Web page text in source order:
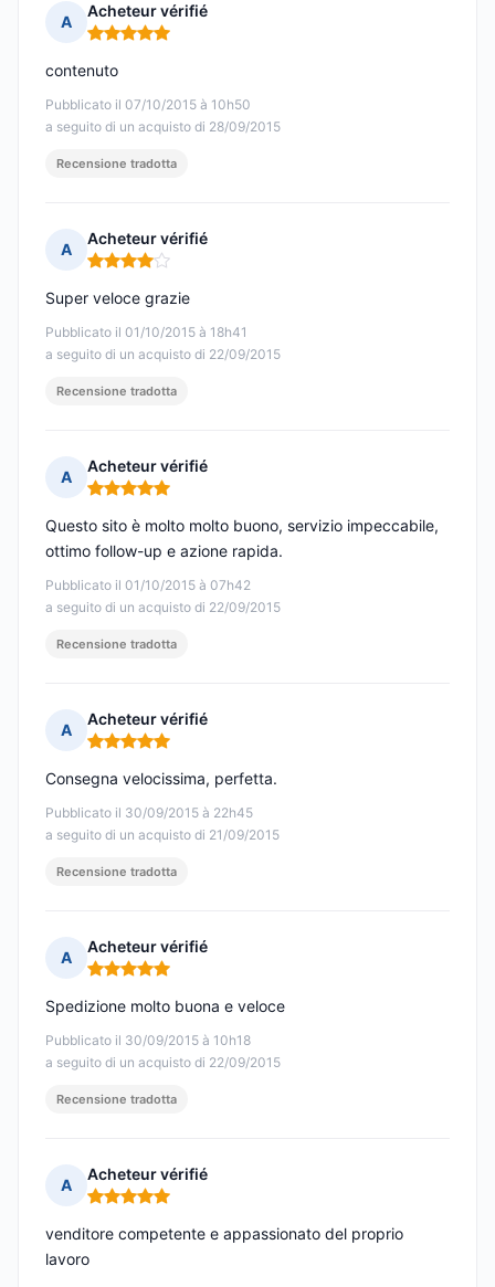
A
Acheteur vérifié
Nota: 5 su 5
Pubblicato il 07/10/2015 à 10h50
a seguito di un acquisto di 28/09/2015
contenuto
Recensione tradotta
A
Acheteur vérifié
Nota: 4 su 5
Pubblicato il 01/10/2015 à 18h41
a seguito di un acquisto di 22/09/2015
Super veloce grazie
Recensione tradotta
A
Acheteur vérifié
Nota: 5 su 5
Pubblicato il 01/10/2015 à 07h42
a seguito di un acquisto di 22/09/2015
Questo sito è molto molto buono, servizio impeccabile,
ottimo follow-up e azione rapida.
Recensione tradotta
A
Acheteur vérifié
Nota: 5 su 5
Pubblicato il 30/09/2015 à 22h45
a seguito di un acquisto di 21/09/2015
Consegna velocissima, perfetta.
Recensione tradotta
A
Acheteur vérifié
Nota: 5 su 5
Pubblicato il 30/09/2015 à 10h18
a seguito di un acquisto di 22/09/2015
Spedizione molto buona e veloce
Recensione tradotta
A
Acheteur vérifié
Nota: 5 su 5
venditore competente e appassionato del proprio
lavoro